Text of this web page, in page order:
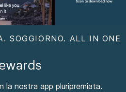
SOGGIORNO. ALL IN ONE
la nostra app pluripremiata.